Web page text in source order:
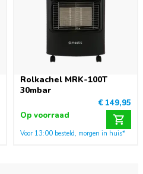
Rolkachel MRK-100T
30mbar
€ 149,95
Op voorraad
Voor 13:00 besteld, morgen in huis*